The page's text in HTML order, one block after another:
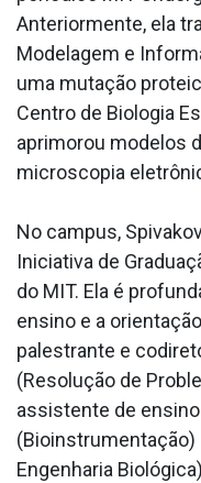
Anteriormente, ela
Modelagem e
uma mutação
Centro de Biologia
aprimorou modelos
microscopia
No campus,
Iniciativa de
do MIT. Ela é
ensino e a
palestrante e
(Resolução de
assistente de
(Bioinstrumentação)
Engenharia